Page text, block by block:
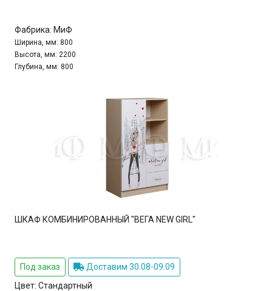
Фабрика: МиФ
Ширина, мм: 800
Высота, мм: 2200
Глубина, мм: 800
ШКАФ КОМБИНИРОВАННЫЙ "ВЕГА NEW GIRL"
Под заказ
Доставим 30.08-09.09
Цвет: Стандартный